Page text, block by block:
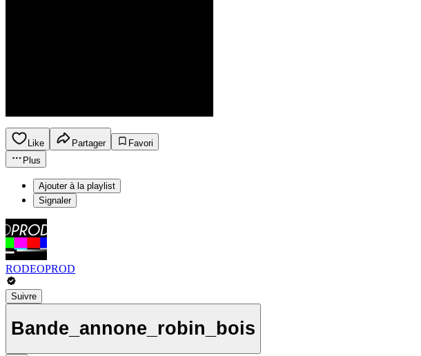
Like Partager
Favori
Plus
Ajouter à la playlist
Signaler
RODEOPROD
Suivre
Bande_annone_robin_bois